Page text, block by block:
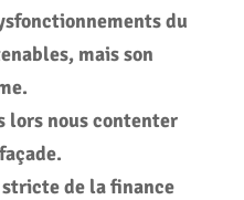
du
mais son
lors nous contenter
de la finance